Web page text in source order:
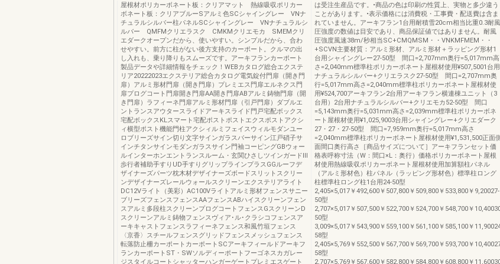
屋根材ポリカーボネート板：クリアマット 熱線吸収ポリカー
ボネート板：クリアブルーSアルミ色SCシャイングレー VNナ
チュラルシルバー柱パネルSCシャイングレー VNナチュラルシ
ルバー QMFMクリエラスク CMKMクリエモカ SMEMクリ
エダークオープンだから、使いやすい。シンプルだから、合わ
せやすい。前方に柱がない後方支持のカーポート。クルマの出
し入れも、乗り降りもスムーズです。アーキフランカーポート
製品データや詳細情報をチェック！WEBカタログ総合エクステ
リア20222023エクステリア総合カタログ電気錠付門扉（開き門
扉）アルミ形材門扉（開き門扉）プレミエス門扉エルネクス門
扉プログコート門扉開き門扉AA開き門扉ABアルミ鋳物門扉（開
き門扉）ラフィーネ門扉アルミ形材門扉（引戸門扉）ダブルエ
ントランスアウタースライドアーキスライド門戸宅配ボックス
宅配ボックスKLスマート宅配ポストポストエクスポストアクシ
ィ横型ポスト機能門柱アクシィルミフェイスウィルモダンユー
ロブリーズサイン切り文字サインガラスバーサイン江戸硝子サ
インチタンサインモダンガラスサイン門袖コーピングGBウォー
ルインターホンエントランスルーム・玄関ひさしツインガードⅢ
歩行者補助手すりUD手すりグリップラインプラスGGルーフデ
ザイナーズパーツ枕木材デザイナーズボードスリットスクリー
ンデザイナーズレールウォールスクリーンエクステリアライト
DC12Vライト（美彩）AC100Vライトアルミ形材フェンスサニー
ブリーズフェンスフェンスAAフェンスABハイスクリーンフェン
スアルミ多段柱スクリーンプログコートフェンスGスクリーンD
スクリーンアルミ鋳物フェンスヴィア･ル･クラシコフェンスア
ーキキャストフェンスラフィーネフェンス和風竹垣フェンス
〈京香〉スチールフェンスグリッドフェンスメッシュフェンス
転落防止柵カーポートカーポートSCアーキフィールドアーキフ
ランカーポートST・SWソルディーポートフーゴネスカガレー
ジスタイルコートシャッターハンガーゲートプレミエスゲート
は受注生産品です。•商品の色は印刷の性質上、実物と多少違う
ことがあります。•表示価格には消費税・工事費・配送費は含ま
れていません。アーキフラン1台用耐積雪20cm相当比重0.3耐風
圧強度の数値は目安であり、商品保証値ではありません。耐風
圧強度風速38m/秒相当SC+CMQMSM・・VNKMFMEM・・
+SCVN主要材質：アルミ形材、アルミ形材＋ラッピング形材1
台用シャイングレー27-50型 間口=2,707mm奥行=5,017mm高
さ=2,040mm標準柱ポリカーボネート屋根材使用¥507,5001台用
ナチュラルシルバー+クリエラスク27-50型 間口=2,707mm奥
行=5,017mm高さ=2,040mm標準柱ポリカーボネート屋根材使
用¥524,700アーキフラン2台用アーキフラン横連棟ユニット（3
台用）2台用ナチュラルシルバー+クリエモカ52-50型 間口
=5,143mm奥行=5,031mm高さ=2,039mm標準柱ポリカーボネ
ート屋根材使用¥1,025,9003台用シャイングレー+クリエダーク
27・27・27-50型 間口=7,959mm奥行=5,017mm高さ
=2,040mm標準柱ポリカーボネート屋根材使用¥1,531,500正面
面間口奥行高さ［商品サイズについて］アーキフランセット価
格表呼称寸法（W：間口×L：奥行）価格ポリカーボネート屋根
材使用熱線吸収ポリカーボネート屋根材使用加算額柱パネル
（アルミ形材色）柱パネル（ラッピング形材色）標準柱ロング
柱標準柱ロング柱1台用24-50型
2,405×5,017￥492,600￥507,800￥509,800￥533,800￥9,20027-
50型
2,707×5,017￥507,500￥522,700￥524,700￥548,700￥
50型
3,009×5,017￥543,900￥559,100￥561,100￥585,100￥
58型
2,405×5,769￥552,500￥567,700￥569,700￥593,700￥
58型
2,707×5,769￥567,600￥582,800￥584,800￥608,800￥